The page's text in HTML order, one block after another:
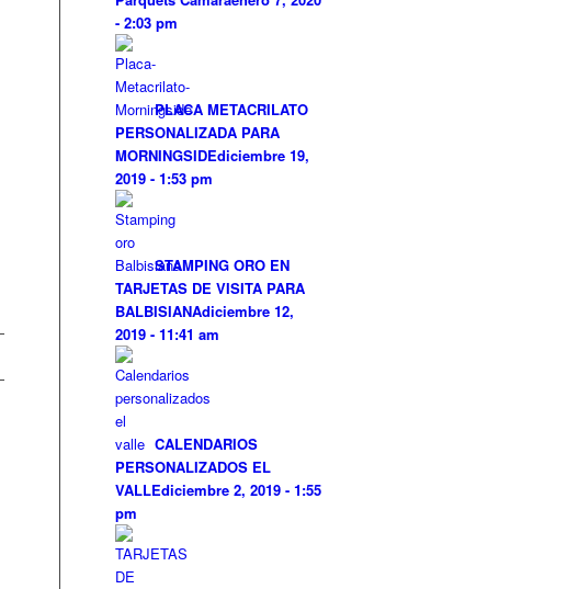
- 2:03 pm
PLACA METACRILATO
PERSONALIZADA PARA
MORNINGSIDEdiciembre 19,
2019 - 1:53 pm
STAMPING ORO EN
TARJETAS DE VISITA PARA
BALBISIANAdiciembre 12,
2019 - 11:41 am
CALENDARIOS
PERSONALIZADOS EL
VALLEdiciembre 2, 2019 - 1:55
pm